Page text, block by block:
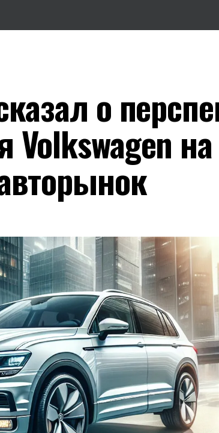
о
Volkswagen на